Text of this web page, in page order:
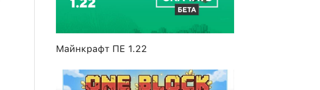
Майнкрафт ПЕ 1.22